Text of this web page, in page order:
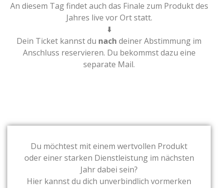
An diesem Tag findet auch das Finale zum Produkt des
Jahres live vor Ort statt.
⬇️
Dein Ticket kannst du nach deiner Abstimmung im
Anschluss reservieren. Du bekommst dazu eine
separate Mail.
Du möchtest mit einem wertvollen Produkt
oder einer starken Dienstleistung im nächsten
Jahr dabei sein?
Hier kannst du dich unverbindlich vormerken